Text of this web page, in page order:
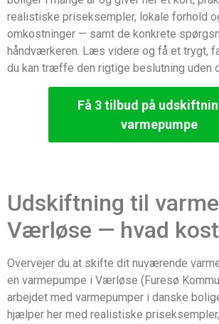
realistiske priseksempler, lokale forhold
omkostninger — samt de konkrete
håndværkeren. Læs videre og få et trygt,
du kan træffe den rigtige beslutning uden
Få 3 tilbud på
varmepumpe
Udskiftning til
Værløse — hvad
Overvejer du at skifte dit nuværende
en varmepumpe i Værløse (Furesø
arbejdet med varmepumper i danske
hjælper her med realistiske